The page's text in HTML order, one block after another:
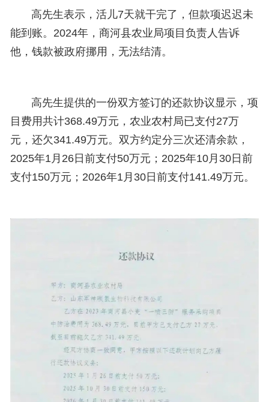
高先生表示，活儿7天就干完了，但款项迟迟未
能到账。2024年，商河县农业局项目负责人告诉
他，钱款被政府挪用，无法结清。
高先生提供的一份双方签订的还款协议显示，项
目费用共计368.49万元，农业农村局已支付27万
元，还欠341.49万元。双方约定分三次还清余款，
2025年1月26日前支付50万元；2025年10月30日前
支付150万元；2026年1月30日前支付141.49万元。